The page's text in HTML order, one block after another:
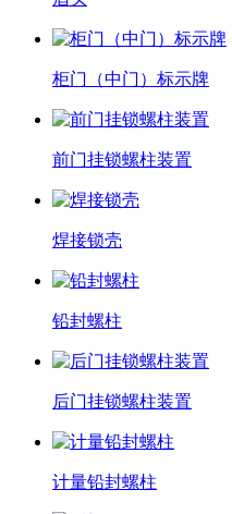
柜门（中门）标示牌
前门挂锁螺柱装置
焊接锁壳
铅封螺柱
后门挂锁螺柱装置
计量铅封螺柱